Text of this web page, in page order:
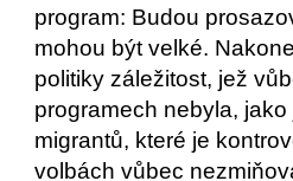
program: Budou
mohou být velké.
politiky záležitost, jež
programech nebyla,
migrantů, které je
volbách vůbec